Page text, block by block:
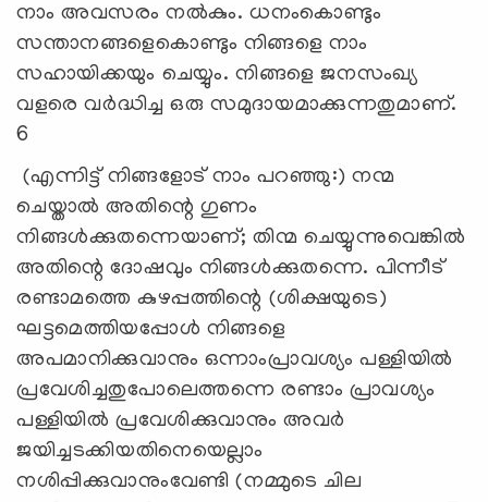
നാം അവസരം നല്‍കും. ധനംകൊണ്ടും
സന്താനങ്ങളെകൊണ്ടും നിങ്ങളെ നാം
സഹായിക്കയും ചെയ്യും. നിങ്ങളെ ജനസംഖ്യ
വളരെ വര്‍ദ്ധിച്ച ഒരു സമുദായമാക്കുന്നതുമാണ്.
6
(എന്നിട്ട് നിങ്ങളോട് നാം പറഞ്ഞു:) നന്മ
ചെയ്താല്‍ അതിന്റെ ഗുണം
നിങ്ങള്‍ക്കുതന്നെയാണ്; തിന്മ ചെയ്യുന്നുവെങ്കില്‍
അതിന്റെ ദോഷവും നിങ്ങള്‍ക്കുതന്നെ. പിന്നീട്
രണ്ടാമത്തെ കുഴപ്പത്തിന്റെ (ശിക്ഷയുടെ)
ഘട്ടമെത്തിയപ്പോള്‍ നിങ്ങളെ
അപമാനിക്കുവാനും ഒന്നാംപ്രാവശ്യം പള്ളിയില്‍
പ്രവേശിച്ചതുപോലെത്തന്നെ രണ്ടാം പ്രാവശ്യം
പള്ളിയില്‍ പ്രവേശിക്കുവാനും അവര്‍
ജയിച്ചടക്കിയതിനെയെല്ലാം
നശിപ്പിക്കുവാനുംവേണ്ടി (നമ്മുടെ ചില